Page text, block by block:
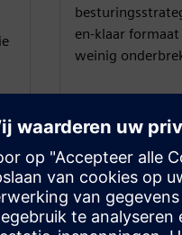
en-klaar
weinig
aanraking